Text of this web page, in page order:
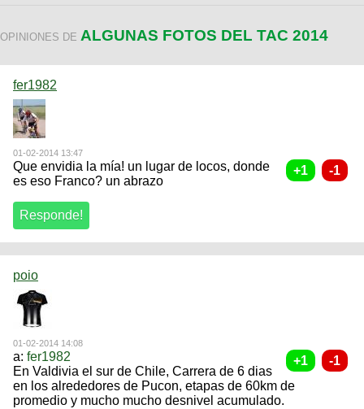
OPINIONES DE ALGUNAS FOTOS DEL TAC 2014
fer1982
01-02-2014 13:47
Que envidia la mía! un lugar de locos, donde
es eso Franco? un abrazo
poio
01-02-2014 14:08
a: fer1982
En Valdivia el sur de Chile, Carrera de 6 dias
en los alrededores de Pucon, etapas de 60km de
promedio y mucho mucho desnivel acumulado.